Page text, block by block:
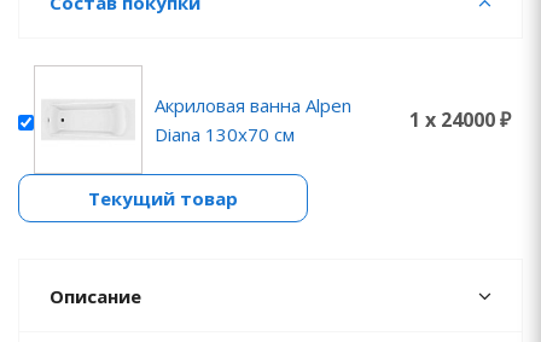
Акриловая ванна Alpen
Diana 130x70 см
1 x 24000 ₽
Текущий товар
Описание